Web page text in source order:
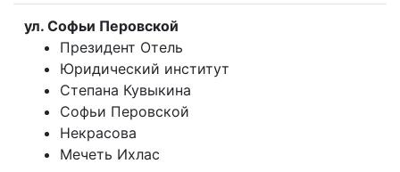
ул. Софьи Перовской
Президент Отель
Юридический институт
Степана Кувыкина
Софьи Перовской
Некрасова
Мечеть Ихлас